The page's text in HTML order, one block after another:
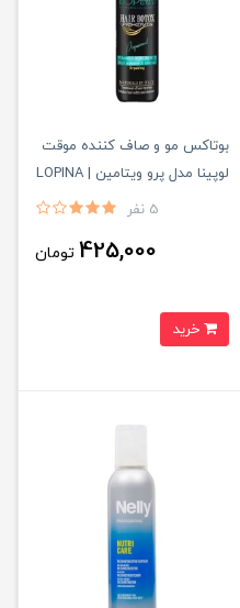
بوتاکس مو و صاف کننده موقت
لوپینا مدل پرو ویتامین | LOPINA
5 نفر
425,000 تومان